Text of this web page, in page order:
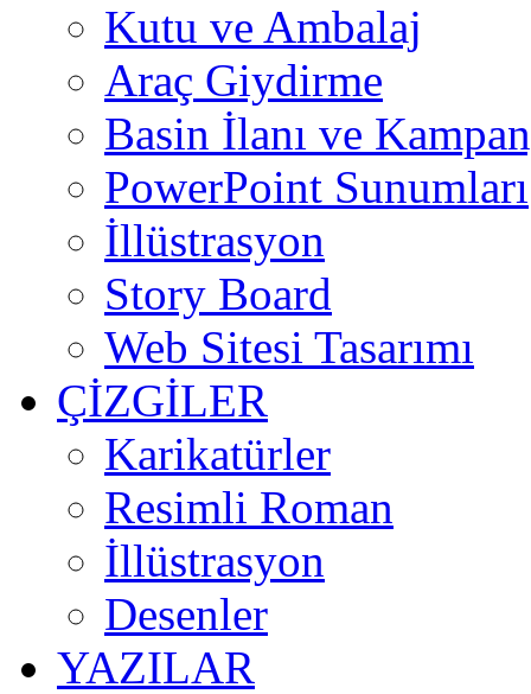
Kutu ve Ambalaj
Araç Giydirme
Basin İlanı ve
PowerPoint Sunumları
İllüstrasyon
Story Board
Web Sitesi Tasarımı
ÇİZGİLER
Karikatürler
Resimli Roman
İllüstrasyon
Desenler
YAZILAR